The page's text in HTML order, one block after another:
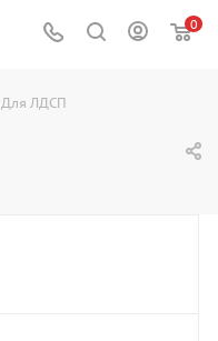
0
Для ЛДСП